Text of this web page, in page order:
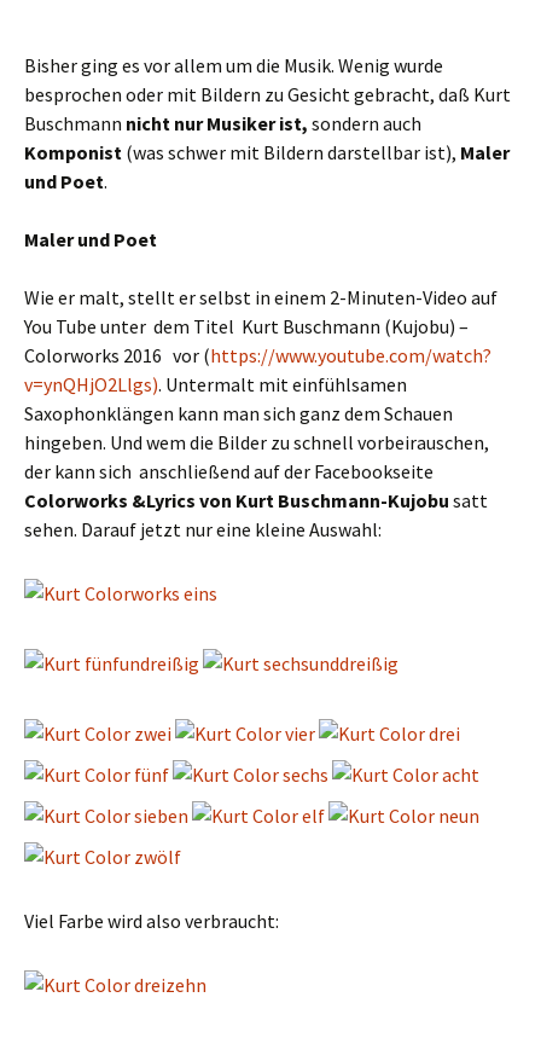
Bisher ging es vor allem um die Musik. Wenig wurde
besprochen oder mit Bildern zu Gesicht gebracht, daß Kurt
Buschmann nicht nur Musiker ist, sondern auch
Komponist (was schwer mit Bildern darstellbar ist), Maler
und Poet.
Maler und Poet
Wie er malt, stellt er selbst in einem 2-Minuten-Video auf
You Tube unter dem Titel Kurt Buschmann (Kujobu) –
Colorworks 2016 vor (https://www.youtube.com/watch?
v=ynQHjO2Llgs). Untermalt mit einfühlsamen
Saxophonklängen kann man sich ganz dem Schauen
hingeben. Und wem die Bilder zu schnell vorbeirauschen,
der kann sich anschließend auf der Facebookseite
Colorworks &Lyrics von Kurt Buschmann-Kujobu satt
sehen. Darauf jetzt nur eine kleine Auswahl:
Viel Farbe wird also verbraucht: